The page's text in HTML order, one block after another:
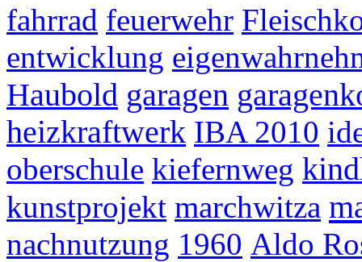
fahrrad feuerwehr
entwicklung
Haubold garagen
heizkraftwerk IBA 2010
oberschule kiefernweg
kunstprojekt marchwitza
nachnutzung 1960 Aldo